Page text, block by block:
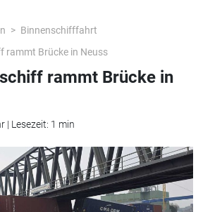
Binnenschifffahrt
rammt Brücke in Neuss
rammt Brücke in
| Lesezeit: 1 min